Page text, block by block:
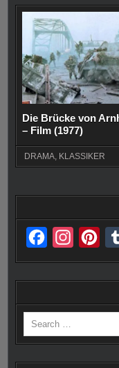
Die Brücke von
– Film (1977)
DRAMA, KLASSIKER
c
b
o
o
s
g
r
n
r
e
Search